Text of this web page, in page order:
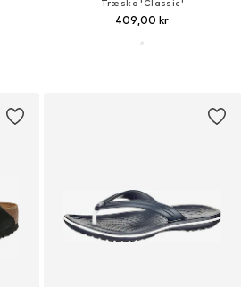
Træsko 'Classic'
409,00 kr